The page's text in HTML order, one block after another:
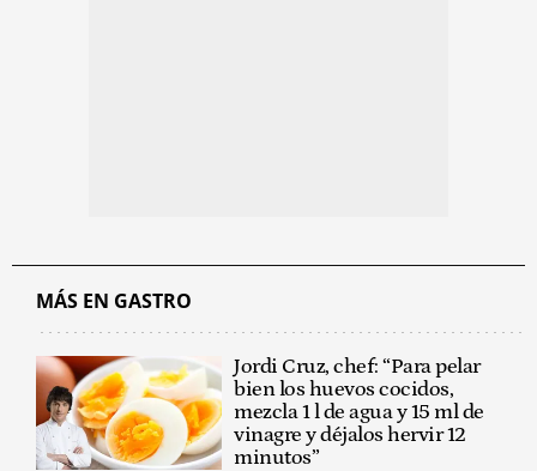
MÁS EN GASTRO
Jordi Cruz, chef: “Para pelar
bien los huevos cocidos,
mezcla 1 l de agua y 15 ml de
vinagre y déjalos hervir 12
minutos”